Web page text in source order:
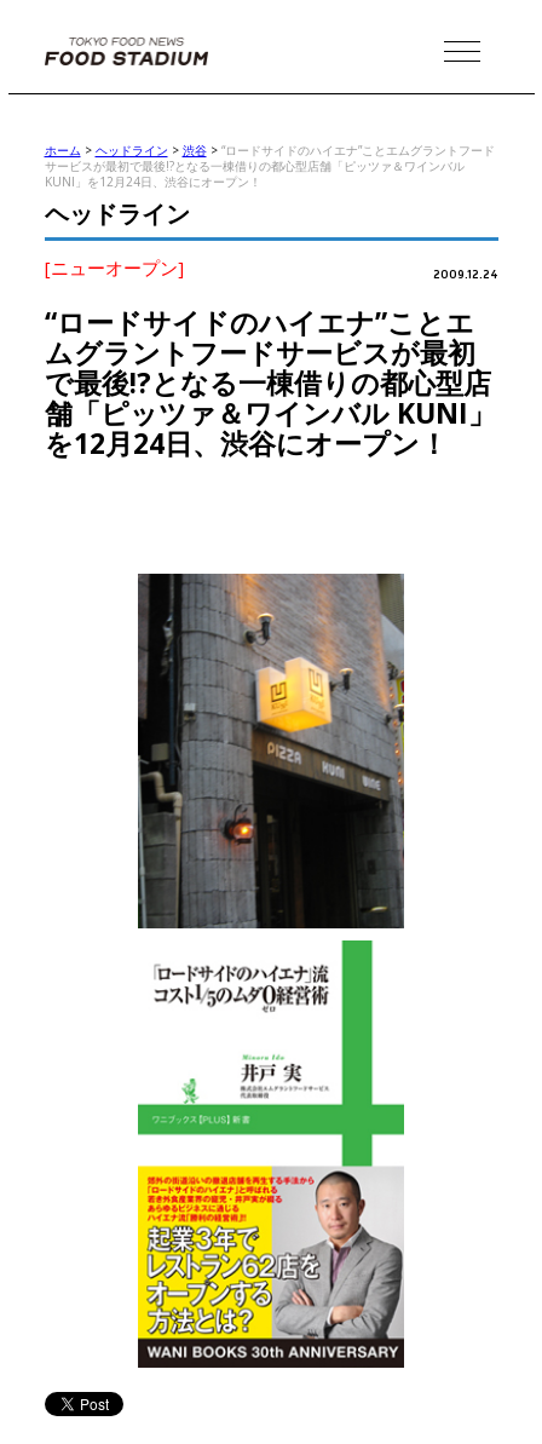
MENU
ホーム > ヘッドライン > 渋谷> “ロードサイドのハイエナ”ことエムグラントフード
サービスが最初で最後!?となる一棟借りの都心型店舗「ピッツァ＆ワインバル
KUNI」を12月24日、渋谷にオープン！
ヘッドライン
[ニューオープン] 2009.12.24
“ロードサイドのハイエナ”ことエ
ムグラントフードサービスが最初
で最後!?となる一棟借りの都心型店
舗「ピッツァ＆ワインバル KUNI」
を12月24日、渋谷にオープン！